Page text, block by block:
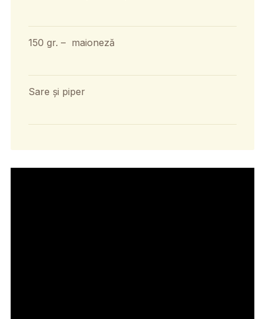
150 gr. – maioneză
Sare și piper